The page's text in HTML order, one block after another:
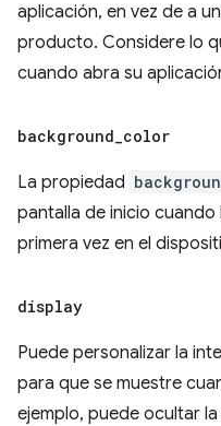
aplicación, en vez de a
producto. Considere lo
cuando abra su
background_color
La propiedad
pantalla de inicio
primera vez en el
display
Puede personalizar la
para que se muestre
ejemplo, puede ocultar